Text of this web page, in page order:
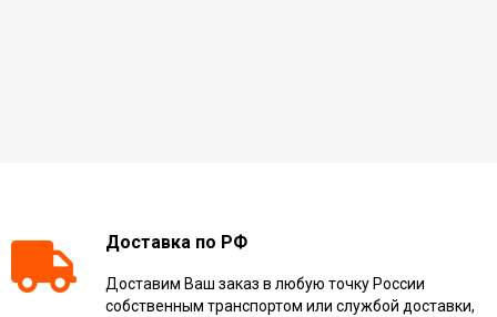
Доставка по РФ
Доставим Ваш заказ в любую точку России
собственным транспортом или службой доставки,